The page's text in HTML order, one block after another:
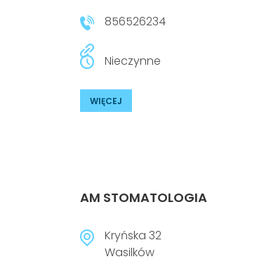
856526234
Nieczynne
WIĘCEJ
AM STOMATOLOGIA
Kryńska 32
Wasilków